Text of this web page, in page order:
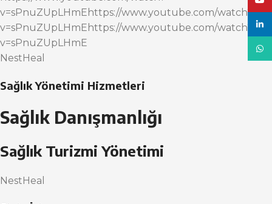
v=sPnuZUpLHmEhttps://www.youtube.com/watch?
v=sPnuZUpLHmEhttps://www.youtube.com/watch?
v=sPnuZUpLHmE
NestHeal
Sağlık Yönetimi Hizmetleri
Sağlık Danışmanlığı
Sağlık Turizmi Yönetimi
NestHeal